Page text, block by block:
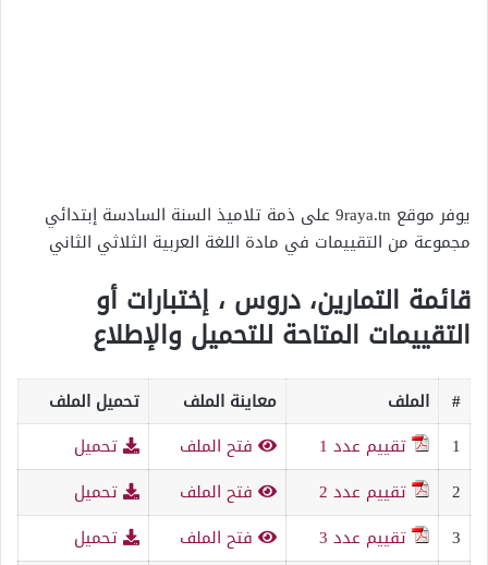
يوفر موقع 9raya.tn على ذمة تلاميذ السنة السادسة إبتدائي
مجموعة من التقييمات في مادة اللغة العربية الثلاثي الثاني
قائمة التمارين، دروس ، إختبارات أو
التقييمات المتاحة للتحميل والإطلاع
# الملف معاينة الملف
تحميل الملف
1
تقييم عدد 1 فتح الملف
تحميل
2
تقييم عدد 2 فتح الملف
تحميل
3
تقييم عدد 3 فتح الملف
تحميل